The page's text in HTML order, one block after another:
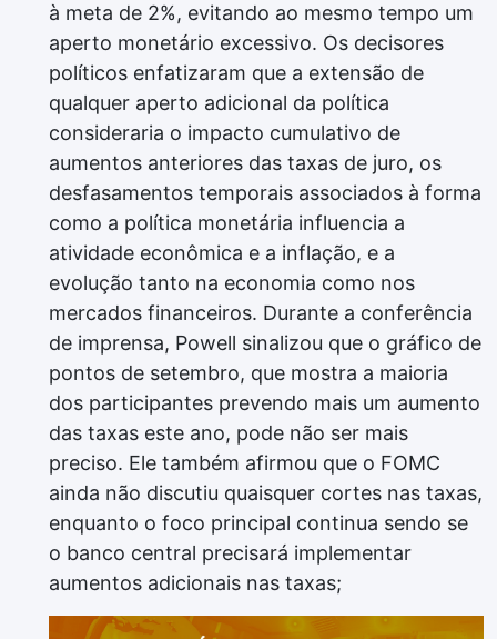
à meta de 2%, evitando ao mesmo tempo um
aperto monetário excessivo. Os decisores
políticos enfatizaram que a extensão de
qualquer aperto adicional da política
consideraria o impacto cumulativo de
aumentos anteriores das taxas de juro, os
desfasamentos temporais associados à forma
como a política monetária influencia a
atividade econômica e a inflação, e a
evolução tanto na economia como nos
mercados financeiros. Durante a conferência
de imprensa, Powell sinalizou que o gráfico de
pontos de setembro, que mostra a maioria
dos participantes prevendo mais um aumento
das taxas este ano, pode não ser mais
preciso. Ele também afirmou que o FOMC
ainda não discutiu quaisquer cortes nas taxas,
enquanto o foco principal continua sendo se
o banco central precisará implementar
aumentos adicionais nas taxas;